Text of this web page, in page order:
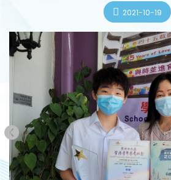
2021-10-19